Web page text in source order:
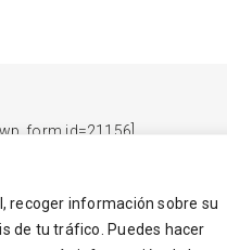
recoger información sobre su
de tu tráfico. Puedes hacer
id=21156]
CASTRO MARTÍN